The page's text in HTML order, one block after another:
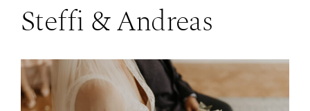
Steffi & Andreas